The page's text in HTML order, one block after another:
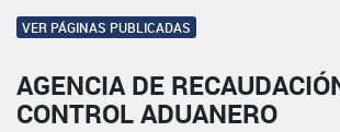
VER PÁGINAS PUBLICADAS
AGENCIA DE
CONTROL ADUANERO